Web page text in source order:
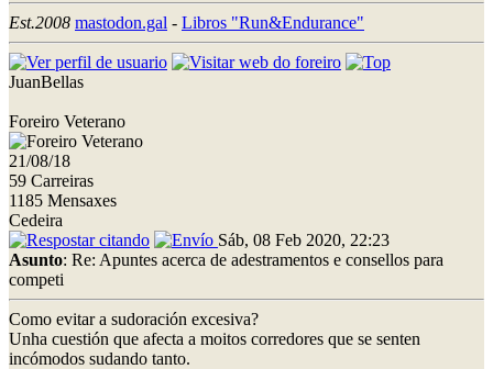
Est.2008 mastodon.gal - Libros "Run&Endurance"
JuanBellas
Foreiro Veterano
21/08/18
59 Carreiras
1185 Mensaxes
Cedeira
Sáb, 08 Feb 2020, 22:23
Asunto: Re: Apuntes acerca de adestramentos e consellos para
competi
Como evitar a sudoración excesiva?
Unha cuestión que afecta a moitos corredores que se senten
incómodos sudando tanto.